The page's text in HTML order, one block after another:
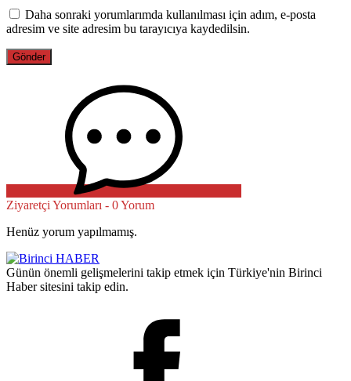
Daha sonraki yorumlarımda kullanılması için adım, e-posta
adresim ve site adresim bu tarayıcıya kaydedilsin.
Ziyaretçi Yorumları - 0 Yorum
Henüz yorum yapılmamış.
Günün önemli gelişmelerini takip etmek için Türkiye'nin Birinci
Haber sitesini takip edin.